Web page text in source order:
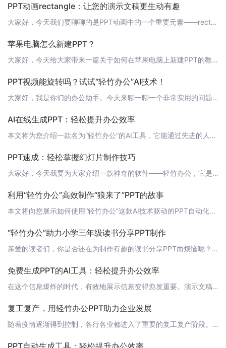
PPT动画rectangle：让您的演示文稿更生动有趣
大家好，今天我们要聊聊的是PPT动画中的一个重要元素——rectangle。在“轻竹办公”这款AI技术自动生成PPT的软件中，我们可以轻松地为我们的演示文稿添加各种富有创意和趣味性的动画效果。而rectangle动画作为其中的一种，可以让我们的PPT更加生动有趣。接下来，就让我来为大家详细介绍如何使用“轻竹办公”来实现这一效果吧！ 1. 打开“轻竹办公”软件首先，您需要打开“轻竹办公”软件，进入P
苹果电脑怎么新建PPT？
大家好，今天给大家带来一篇关于如何在苹果电脑上新建PPT的教程。苹果电脑以其独特的设计和高效的性能受到了广大用户的喜爱。在苹果电脑上新建PPT，我们可以选择使用自带的Keynote软件，也可以选择使用第三方软件，比如我们今天要介绍的“轻竹办公”。 使用Keynote新建PPT1. 打开Keynote应用。如果还没有安装，可以在Launchpad中找到，或者在App Store中搜索Keynote进
PPT视频能旋转吗？试试“轻竹办公”AI技术！
大家好，我是你们的办公助手。今天来聊一聊一个非常实用的问题：PPT视频能旋转吗？在制作PPT的过程中，我们常常需要插入一些视频来丰富内容。但有时候，视频的方向并不符合我们的需求，这时候就需要对视频进行旋转。那么，如何在PPT中实现视频的旋转呢？ 传统方法传统的PPT软件，如Microsoft PowerPoint，并不直接支持视频旋转的功能。虽然可以通过一些复杂的步骤来实现，但操作起来并不方便。1
AI在线生成PPT：轻松提升办公效率
本文将为您介绍一款名为“轻竹办公”的AI工具，它能通过先进的人工智能技术，帮助您轻松生成PPT，大幅提高办公效率。 什么是“轻竹办公”？“轻竹办公”是一款基于AI技术的智能PPT生成工具。它运用自然语言处理、图像识别等前沿技术，让用户只需输入文本内容，就能自动生成美观、专业的PPT。 “轻竹办公”的优势1. 高效便捷：告别传统手动制作PPT的繁琐过程，让您的办公更加高效。2. 智能优化：AI自动优
PPT速成：轻松掌握幻灯片制作技巧
大家好，今天我要为大家介绍一款神奇的软件——轻竹办公，它是一款通过AI技术自动生成PPT的软件，让每个人都能轻松制作出专业级的幻灯片。在这里，我将为大家带来一篇关于PPT速成的攻略，帮助大家快速掌握幻灯片制作技巧。 1. 了解PPT的基本结构想要制作出高质量的PPT，首先需要了解其基本结构。一个完整的PPT通常包括：封面、目录、引言、主体内容和结尾五个部分。每个部分都要遵循一定的逻辑顺序，使得整个
利用“轻竹办公”高效制作“狼来了”PPT的故事
本文将向您展示如何使用“轻竹办公”这款AI技术驱动的PPT自动化软件，快速且高质量地制作一份关于“狼来了”故事的主题演示文稿。 故事简介“狼来了”是一个家喻户晓的寓言故事，讲述了一个小男孩三次谎报狼来的情况，从而导致羊群被狼吃掉的故事。这个故事寓意着说谎的严重后果，以及诚实的重要性。 制作演示文稿1. 启动轻竹办公 打开轻竹办公的官网 [https://www.qzoffice.com](
“轻竹办公”助力小学三年级读书分享PPT制作
亲爱的读者们，你是否还在为制作有趣的读书分享PPT而烦恼呢？今天，我为大家带来了好消息！借助“轻竹办公”这款AI技术自动生成PPT的软件，让你的读书分享变得更加生动有趣！下面，就让我带领大家了解一下如何使用“轻竹办公”制作小学三年级读书分享PPT吧！ 第一步：登录轻竹办公首先，请访问[轻竹办公官网](https://www.qzoffice.com)下载并安装轻竹办公软件。安装完成后，登录账户，开
免费生成PPT的AI工具：轻松提升办公效率
在这个信息爆炸的时代，有效地展示信息变得愈发重要。演示文稿（PPT）作为商务、教育、科研等领域必备的展示工具，其制作的重要性不言而喻。而今天，我们要为大家介绍一款能够帮助你轻松生成PPT的AI工具——轻竹办公。 关于轻竹办公轻竹办公是一款创新的AI办公助手，致力于通过人工智能技术为用户提供高效便捷的办公解决方案。它集成了PPT自动生成、文案撰写、数据分析等多项实用功能，尤其是其PPT生成功能，让用
复工复产，用轻竹办公PPT助力企业发展
随着疫情逐渐得到控制，各行各业都进入了重要的复工复产阶段。对于企业来说，如何在这场危机中把握机遇，实现业务的快速恢复和增长，成为了当务之急。在这个关键时刻，一份高质量的复工复产PPT报告，能帮助企业清晰地展示复苏计划，增强信心，赢得支持。今天，就让我来为大家介绍一下如何使用轻竹办公AI技术自动生成复工复产PPT，帮助企业高效地进行复工复产规划。 1. 轻竹办公：让PPT制作更高效轻竹办公是一款智能
PPT自动生成工具：轻松提升办公效率